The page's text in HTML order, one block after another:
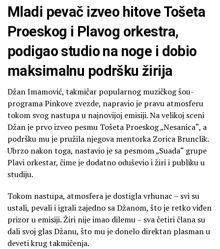
Mladi pevač izveo hitove Tošeta
Proeskog i Plavog orkestra,
podigao studio na noge i dobio
maksimalnu podršku žirija
Džan Imamović, takmičar popularnog muzičkog šou-
programa Pinkove zvezde, napravio je pravu atmosferu
tokom svog nastupa u najnovijoj emisiji. Na velikoj sceni
Džan je prvo izveo pesmu Tošeta Proeskog „Nesanica“, a
podršku mu je pružila njegova mentorka Zorica Brunclik.
Ubrzo nakon toga, nastavio je sa pesmom „Suada“ grupe
Plavi orkestar, čime je dodatno oduševio i žiri i publiku u
studiju.
Tokom nastupa, atmosfera je dostigla vrhunac – svi su
ustali, pevali i igrali zajedno sa Džanom, što je retko viđen
prizor u emisiji. Žiri nije imao dilemu – sva četiri člana su
dali svoj glas Džanu, što mu je donelo direktan plasman u
deveti krug takmičenja.